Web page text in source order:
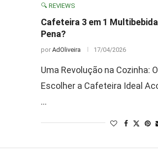
🔍 REVIEWS
Cafeteira 3 em 1
Pena?
por AdOliveira 17/04/2026
Uma Revolução na Cozinha:
Escolher a Cafeteira Ideal
…